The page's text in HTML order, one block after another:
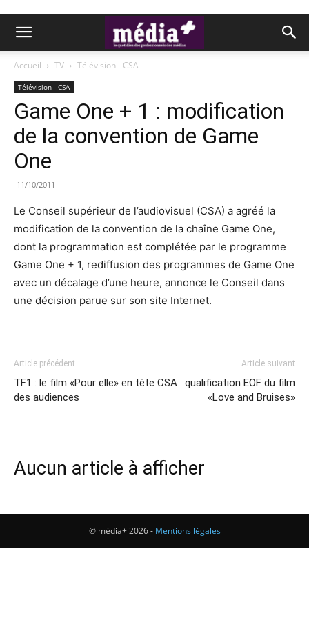
Accueil TV Télévision - CSA
Télévision - CSA
Game One + 1 : modification
de la convention de Game
One
11/10/2011
Le Conseil supérieur de l’audiovisuel (CSA) a agréé la
modification de la convention de la chaîne Game One,
dont la programmation est complétée par le programme
Game One + 1, rediffusion des programmes de Game One
avec un décalage d’une heure, annonce le Conseil dans
une décision parue sur son site Internet.
Article précédent
TF1 : le film «Pour elle» en tête
des audiences
Article suivant
CSA : qualification EOF du film
«Love and Bruises»
Aucun article à afficher
© média+ 2026 - Mentions légales